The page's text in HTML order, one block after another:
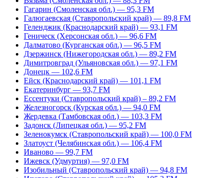
Гагарин (Смоленская обл.) — 95,3 FM
Галюгаевская (Ставропольский край) — 89,8 FM
Геленджик (Краснодарский край) — 93,1 FM
Геническ (Херсонская обл.) — 96,6 FM
Далматово (Курганская обл.) — 96,5 FM
Дзержинск (Нижегородская обл.) — 89,2 FM
Димитровград (Ульяновская обл.) — 97,1 FM
Донецк — 102,6 FM
Ейск (Краснодарский край) — 101,1 FM
Екатеринбург — 93,7 FM
Ессентуки (Ставропольский край) – 89,2 FM
Железногорск (Курская обл.) — 94,0 FM
Жердевка (Тамбовская обл.) — 103,3 FM
Задонск (Липецкая обл.) — 95,2 FM
Зеленокумск (Ставропольский край) — 100,0 FM
Златоуст (Челябинская обл.) — 106,4 FM
Иваново — 99,7 FM
Ижевск (Удмуртия) — 97,0 FM
Изобильный (Ставропольский край) — 94,8 FM